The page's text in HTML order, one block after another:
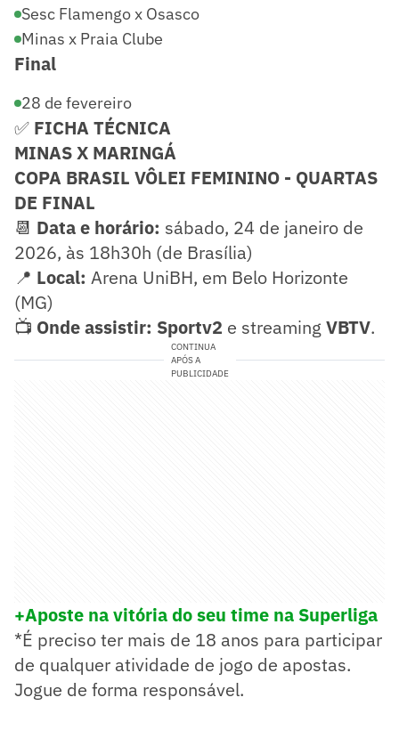
Sesc Flamengo x Osasco
Minas x Praia Clube
Final
28 de fevereiro
✅ FICHA TÉCNICA
MINAS X MARINGÁ
COPA BRASIL VÔLEI FEMININO - QUARTAS
DE FINAL
📆 Data e horário: sábado, 24 de janeiro de
2026, às 18h30h (de Brasília)
📍 Local: Arena UniBH, em Belo Horizonte
(MG)
📺 Onde assistir: Sportv2 e streaming VBTV.
CONTINUA
APÓS A
PUBLICIDADE
+Aposte navitória do seu time na Superliga
*É preciso ter mais de 18 anos para participar
de qualquer atividade de jogo de apostas.
Jogue de forma responsável.